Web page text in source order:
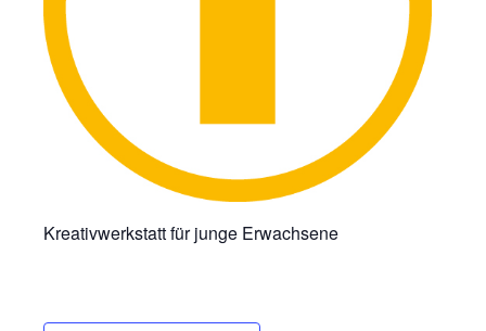
Kreativwerkstatt für junge Erwachsene